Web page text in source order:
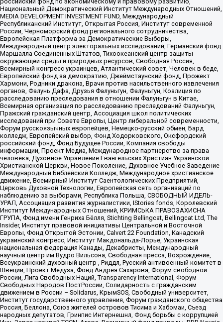
Национальный Демократический Институт Международных Отношений,
MEDIA DEVELOPMENT INVESTMENT FUND, Международный
Республиканский Институт, Открытая Россия, Институт современной
России, Черноморский фонд регионального сотрудничества,
Европейская Платформа за Демократические Выборы,
Международный центр электоральных исследований, Германский фонд
Маршалла Соединенных Штатов, Тихоокеанский центр защиты
окружающей среды и природных ресурсов, Свободная Россия,
Всемирный конгресс украинцев, Атлантический совет, Человек в беде,
Европейский фонд за демократию, Джеймстаунский фонд, Прожект
Хармони, Родники дракона, Врачи против насильственного извлечения
органов, Фалунь Дафа, Друзья Фалуньгун, Фалуньгун, Коалиция по
расследованию преследования в отношении Фалуньгун в Китае,
Всемирная организация по расследованию преследований Фалуньгун,
Пражский гражданский центр, Ассоциация школ политических
исследований при Совете Европы, Центр либеральной современности,
Форум русскоязычных европейцев, Немецко-русский обмен, Бард
колледж, Европейский выбор, Фонд Ходорковского, Оксфордский
российский фонд, Фонд Будущее России, Компания свободы
информации, Проект Медиа, Международное партнерство за права
человека, Духовное Управление Евангельских Христиан Украинской
Христианской Церкви, Новое Поколение, Духовное Учебное Заведение
Международный Библейский Колледж, Международное христианское
движение, Всемирный Институт Саентологических Предприятий,
Церковь Духовной Технологии, Европейская сеть организаций по
наблюдению за выборами, Республика Польша, СВОБОДНЫЙ ИДЕЛЬ-
УРАЛ, Ассоциация развития журналистики, IStories fonds, Королевский
Институт Международных Отношений, КРИМСЬКА ПРАВОЗАХИСНА
ГРУПА, Фонд имени Генриха Бёлля, Stichting Bellingcat, Bellingcat Ltd, The
Insider, Институт правовой инициативы Центральной и Восточной
Европы, Фонд Открытой Эстонии, Calvert 22 Foundation, Канадский
украинский конгресс, Институт Макдональда-Лорье, Украинская
национальная федерация Канады, Декабристы, Международный
научный центр им Вудро Вильсона, Свободная пресса, Возрождение,
Всеукраинский духовный центр , Риддл, Русский антивоенный комитет в
Швеции, Проект Медуза, Фонд Андрея Сахарова, Форум свободной
России, Лига Свободных Наций, Transparеncy International, Форум
Свободных Народов ПостРоссии, Солидарность с гражданским
движением в России – Solidarus, КрымSOS, Свободный университет,
Институт государственного управления, Форум гражданского общества
Россия, Беллона, Союз жителей островов Тисима и Хабомаи, Съезд
народных депутатов, Гринпис Интернешнл, Фонд борьбы с коррупцией